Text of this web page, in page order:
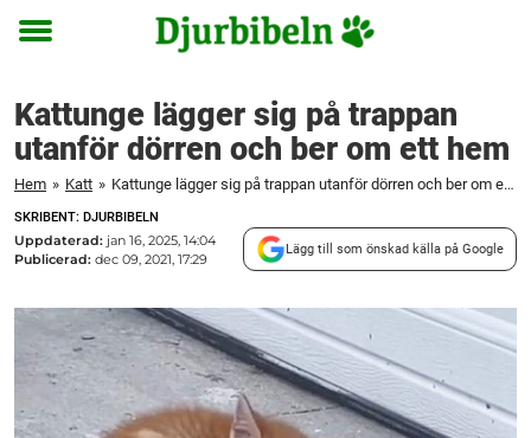
Toggle
Kattunge lägger sig på trappan
utanför dörren och ber om ett hem
Hem » Katt » Kattunge lägger sig på trappan utanför dörren och ber om ett hem
SKRIBENT: DJURBIBELN
Uppdaterad: jan 16, 2025, 14:04
Publicerad: dec 09, 2021, 17:29
Lägg till som önskad källa på Google